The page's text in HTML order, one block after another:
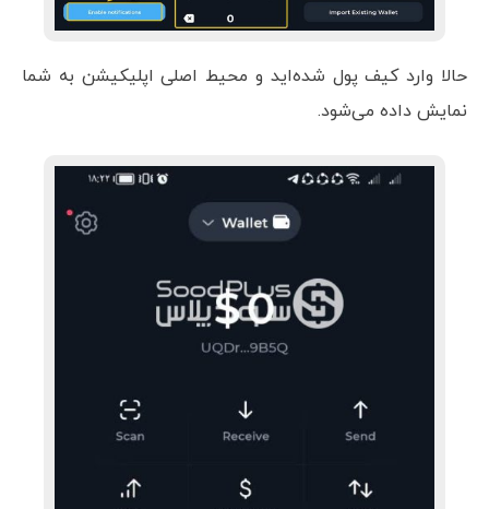
حالا وارد کیف پول شده‌اید و محیط اصلی اپلیکیشن به شما
نمایش داده می‌شود.